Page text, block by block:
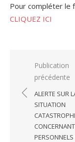
Pour compléter le
CLIQUEZ ICI
Navigation
l’article
Publication
précédente
ALERTE SUR
SITUATION